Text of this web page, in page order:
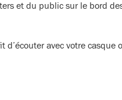
et du public sur le bord
avec votre casque